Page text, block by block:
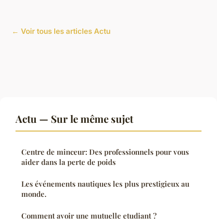
← Voir tous les articles Actu
Actu — Sur le même sujet
Centre de minceur: Des professionnels pour vous
aider dans la perte de poids
Les événements nautiques les plus prestigieux au
monde.
Comment avoir une mutuelle etudiant ?